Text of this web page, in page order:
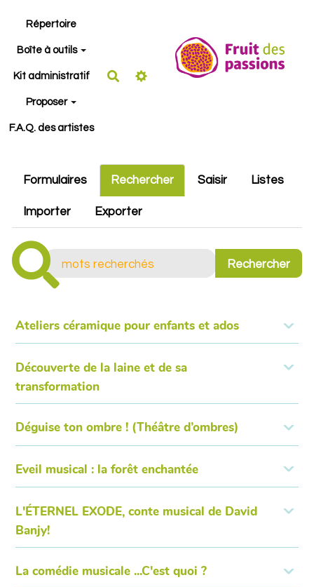
Aller au contenu principal
Répertoire
Boîte à outils
Kit administratif
Proposer
F.A.Q. des artistes
Rechercher
Formulaires Rechercher Saisir Listes
Importer Exporter
Ateliers céramique pour enfants et ados
Découverte de la laine et de sa
transformation
Déguise ton ombre ! (Théâtre d’ombres)
Eveil musical : la forêt enchantée
L'ÉTERNEL EXODE, conte musical de David
Banjy!
La comédie musicale ...C'est quoi ?